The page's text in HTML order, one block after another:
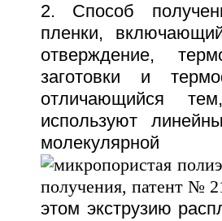
2. Способ
пленки,
отверждение,
заготовки и
отличающийся
используют
этом экструзию